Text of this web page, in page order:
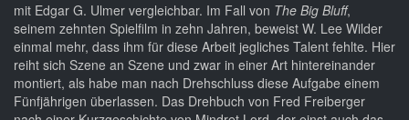
mit Edgar G. Ulmer vergleichbar. Im Fall von The Big Bluff,
seinem zehnten Spielfilm in zehn Jahren, beweist W. Lee Wilder
einmal mehr, dass ihm für diese Arbeit jegliches Talent fehlte. Hier
reiht sich Szene an Szene und zwar in einer Art hintereinander
montiert, als habe man nach Drehschluss diese Aufgabe einem
Fünfjährigen überlassen. Das Drehbuch von Fred Freiberger